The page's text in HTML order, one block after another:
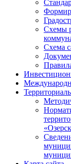
Схемы
Схема